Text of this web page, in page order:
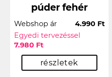
púder fehér
Webshop ár
4.990 Ft
Egyedi tervezéssel
7.980 Ft
részletek